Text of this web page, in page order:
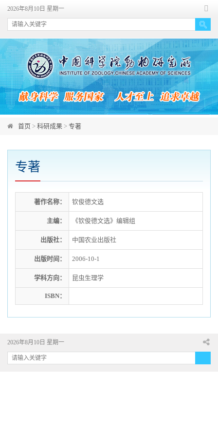
首页 > 科研成果 > 专著
专著
著作名称： 钦俊德文选
主编： 《钦俊德文选》编辑组
出版社： 中国农业出版社
出版时间： 2006-10-1
学科方向： 昆虫生理学
ISBN：